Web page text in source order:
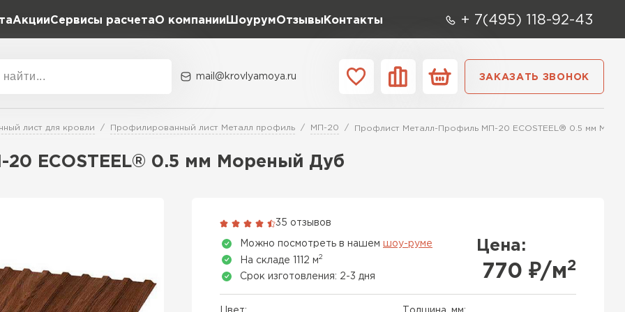
АкцииСервисы расчета
Расчет софитов для кровли
О компании ШоурумОтзывы Контакты + 7(495) 118-92-43
Тип товара
mail@krovlyamoya.ru ЗАКАЗАТЬ ЗВОНОК
лист для кровли Профилированный лист Металл профиль МП-20 Профлист Металл-Профиль МП-20 ECOSTEEL® 0.5 мм
ECOSTEEL® 0.5 мм Мореный Дуб
35 отзывов
Можно посмотреть в нашем шоу-руме
На складе 1112 м2
Срок изготовления: 2-3 дня
Цена:
770 ₽/м2
Контакты